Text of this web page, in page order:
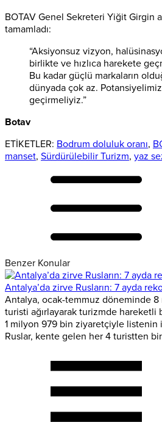
BOTAV Genel Sekreteri Yiğit Girgin
tamamladı:
“Aksiyonsuz vizyon,
birlikte ve hızlıca harekete
Bu kadar güçlü markaların
dünyada çok az.
geçirmeliyiz.”
Botav
ETİKETLER: Bodrum doluluk oranı,
manset, Sürdürülebilir Turizm, yaz
Benzer Konular
Antalya’da zirve Rusların: 7 ayda
Antalya, ocak-temmuz döneminde
turisti ağırlayarak turizmde hareketli
1 milyon 979 bin ziyaretçiyle listenin
Ruslar, kente gelen her 4 turistten